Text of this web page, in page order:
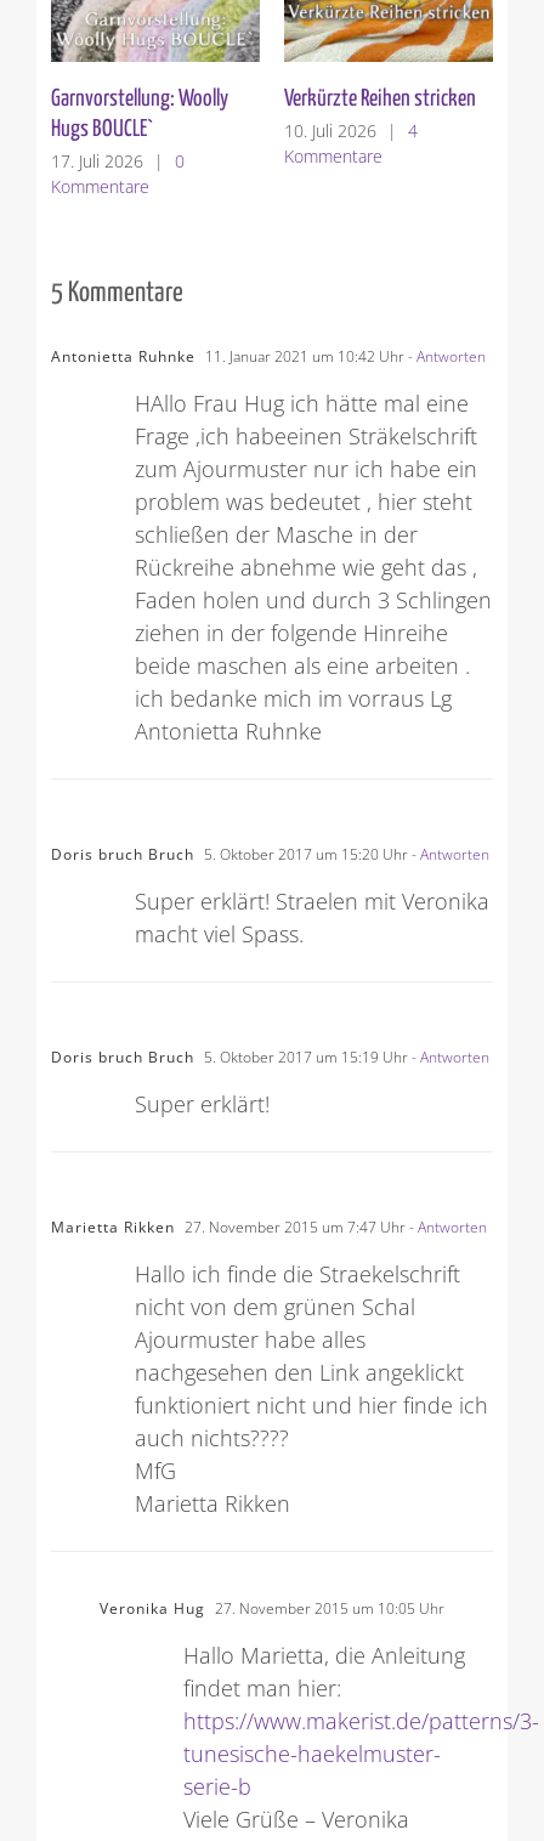
Garnvorstellung: Woolly
Hugs BOUCLE`
17. Juli 2026
|
0
Kommentare
Verkürzte Reihen stricken
10. Juli 2026
|
4
Kommentare
5 Kommentare
Antonietta Ruhnke 11. Januar 2021 um 10:42 Uhr- Antworten
HAllo Frau Hug ich hätte mal eine
Frage ,ich habeeinen Sträkelschrift
zum Ajourmuster nur ich habe ein
problem was bedeutet , hier steht
schließen der Masche in der
Rückreihe abnehme wie geht das ,
Faden holen und durch 3 Schlingen
ziehen in der folgende Hinreihe
beide maschen als eine arbeiten .
ich bedanke mich im vorraus Lg
Antonietta Ruhnke
Doris bruch Bruch 5. Oktober 2017 um 15:20 Uhr- Antworten
Super erklärt! Straelen mit Veronika
macht viel Spass.
Doris bruch Bruch 5. Oktober 2017 um 15:19 Uhr- Antworten
Super erklärt!
Marietta Rikken 27. November 2015 um 7:47 Uhr- Antworten
Hallo ich finde die Straekelschrift
nicht von dem grünen Schal
Ajourmuster habe alles
nachgesehen den Link angeklickt
funktioniert nicht und hier finde ich
auch nichts????
MfG
Marietta Rikken
Veronika Hug 27. November 2015 um 10:05 Uhr
Hallo Marietta, die Anleitung
findet man hier:
https://www.makerist.de/patterns/3-
tunesische-haekelmuster-
serie-b
Viele Grüße – Veronika